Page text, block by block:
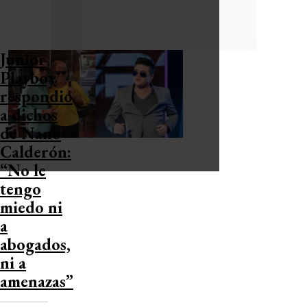
Junior
Playboy
respondió
a dichos
de Nano
Calderón:
“No le
tengo
miedo ni
a
abogados,
ni a
amenazas”